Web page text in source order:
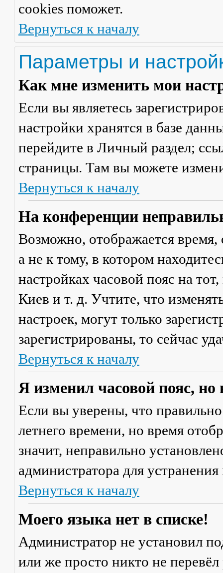
cookies поможет.
Вернуться к началу
Параметры и
Как мне изменить мои
Если вы являетесь
настройки хранятся в базе
перейдите в Личный раздел;
страницы. Там вы можете
Вернуться к началу
На конференции
Возможно, отображается время,
а не к тому, в котором
настройках часовой пояс на
Киев и т. д. Учтите, что
настроек, могут только
зарегистрированы, то сейчас
Вернуться к началу
Я изменил часовой пояс,
Если вы уверены, что
летнего времени, но время
значит, неправильно
администратора для
Вернуться к началу
Моего языка нет в списке!
Администратор не установил
или же просто никто не